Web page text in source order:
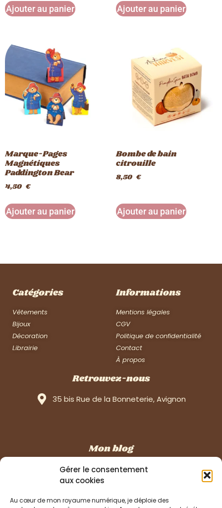
Gérer le consentement
aux cookies
Au cœur de mon royaume numérique, je déploie des
Ajouter au panier Ajouter au panier
Marque-Pages
Magnétiques
Paddington Bear
4,50 €
Ajouter au panier
Bombe de bain
citrouille
8,50 €
Ajouter au panier
Catégories
Vêtements
Bijoux
Décoration
Librairie
Informations
Mentions légales
CGV
Politique de confidentialité
Contact
À propos
Retrouvez-nous
35 bis Rue de la Bonneterie, Avignon
Mon blog
À la manière d’un journal de bord …